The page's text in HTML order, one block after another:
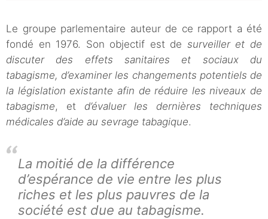
Le groupe parlementaire auteur de ce rapport a été
fondé en 1976. Son objectif est de surveiller et de
discuter des effets sanitaires et sociaux du
tabagisme, d’examiner les changements potentiels de
la législation existante afin de réduire les niveaux de
tabagisme, et d’évaluer les dernières techniques
médicales d’aide au sevrage tabagique.
La moitié de la différence
d’espérance de vie entre les plus
riches et les plus pauvres de la
société est due au tabagisme.